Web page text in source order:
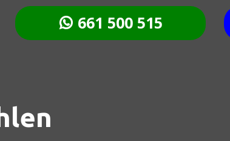
661 500 515